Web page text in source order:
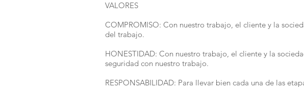
VALORES
COMPROMISO: Con nuestro trabajo, el cliente y la
del trabajo.
HONESTIDAD: Con nuestro trabajo, el cliente y la
seguridad con nuestro trabajo.
RESPONSABILIDAD: Para llevar bien cada una de las